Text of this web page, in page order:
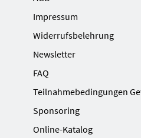
Impressum
Widerrufsbelehrung
Newsletter
FAQ
Teilnahmebedingungen
Sponsoring
Online-Katalog